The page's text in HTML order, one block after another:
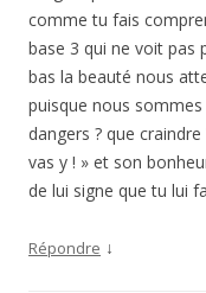
comme tu fais
base 3 qui ne voit pas
bas la beauté nous
puisque nous
dangers ? que
vas y ! » et son
de lui signe que tu lui
Répondre ↓